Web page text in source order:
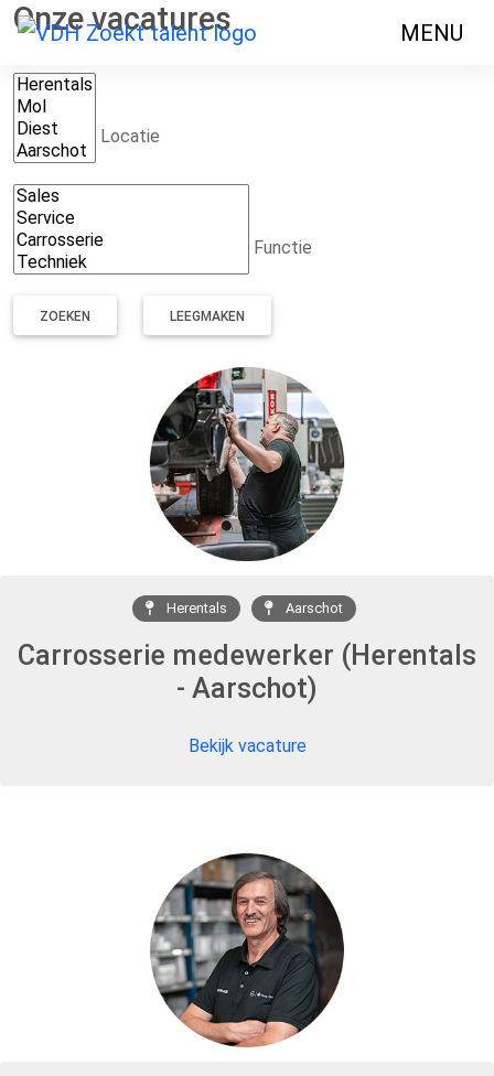
MENU
Onze vacatures
Locatie
Functie
LEEGMAKEN
Herentals Aarschot
Carrosserie medewerker (Herentals
- Aarschot)
Bekijk vacature